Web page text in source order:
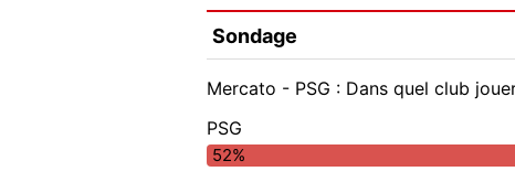
Sondage
Mercato - PSG : Dans quel club
PSG
52%